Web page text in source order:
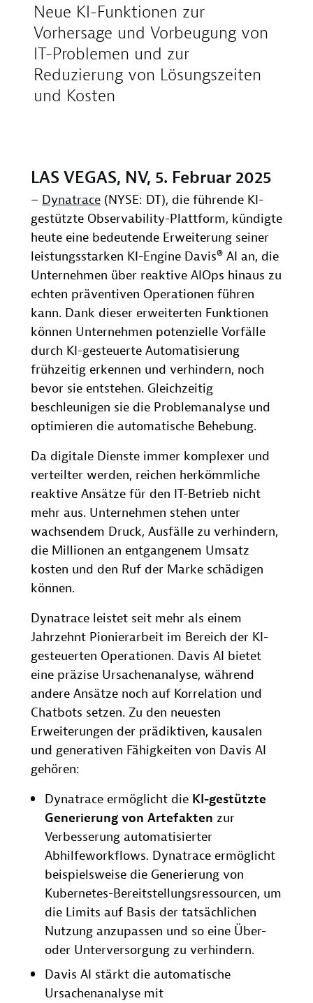
Neue KI-Funktionen zur
Vorhersage und Vorbeugung von
IT-Problemen und zur
Reduzierung von Lösungszeiten
und Kosten
LAS VEGAS, NV, 5. Februar 2025
– Dynatrace (NYSE: DT), die führende KI-
gestützte Observability-Plattform, kündigte
heute eine bedeutende Erweiterung seiner
leistungsstarken KI-Engine Davis® AI an, die
Unternehmen über reaktive AIOps hinaus zu
echten präventiven Operationen führen
kann. Dank dieser erweiterten Funktionen
können Unternehmen potenzielle Vorfälle
durch KI-gesteuerte Automatisierung
frühzeitig erkennen und verhindern, noch
bevor sie entstehen. Gleichzeitig
beschleunigen sie die Problemanalyse und
optimieren die automatische Behebung.
Da digitale Dienste immer komplexer und
verteilter werden, reichen herkömmliche
reaktive Ansätze für den IT-Betrieb nicht
mehr aus. Unternehmen stehen unter
wachsendem Druck, Ausfälle zu verhindern,
die Millionen an entgangenem Umsatz
kosten und den Ruf der Marke schädigen
können.
Dynatrace leistet seit mehr als einem
Jahrzehnt Pionierarbeit im Bereich der KI-
gesteuerten Operationen. Davis AI bietet
eine präzise Ursachenanalyse, während
andere Ansätze noch auf Korrelation und
Chatbots setzen. Zu den neuesten
Erweiterungen der prädiktiven, kausalen
und generativen Fähigkeiten von Davis AI
gehören:
Dynatrace ermöglicht die KI-gestützte
Generierung von Artefakten zur
Verbesserung automatisierter
Abhilfeworkflows. Dynatrace ermöglicht
beispielsweise die Generierung von
Kubernetes-Bereitstellungsressourcen, um
die Limits auf Basis der tatsächlichen
Nutzung anzupassen und so eine Über-
oder Unterversorgung zu verhindern.
Davis AI stärkt die automatische
Ursachenanalyse mit